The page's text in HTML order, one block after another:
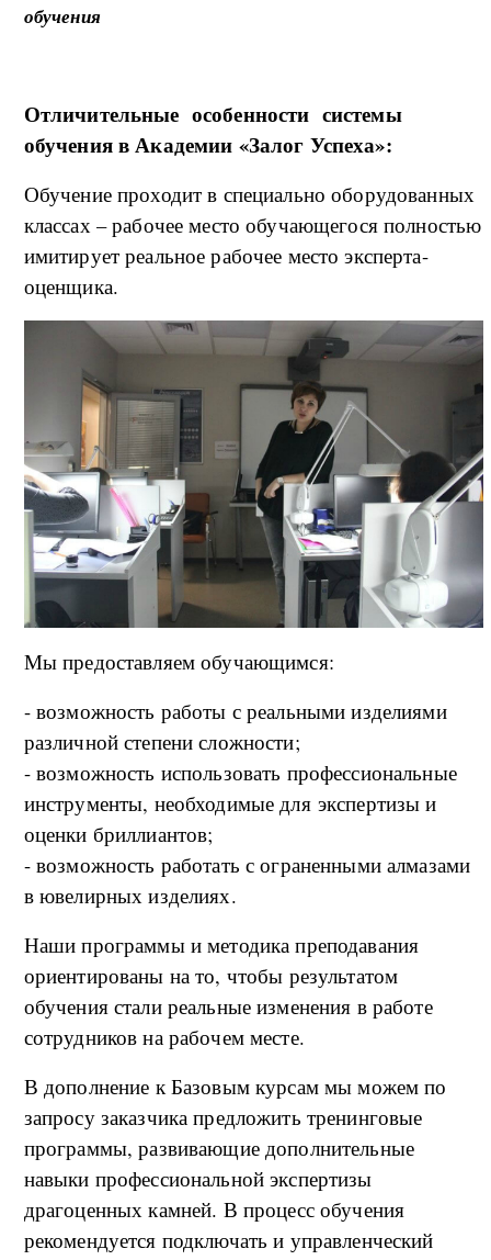
обучения
Отличительные особенности системы
обучения в Академии «Залог Успеха»:
Обучение проходит в специально оборудованных
классах – рабочее место обучающегося полностью
имитирует реальное рабочее место эксперта-
оценщика.
Мы предоставляем обучающимся:
- возможность работы с реальными изделиями
различной степени сложности;
- возможность использовать профессиональные
инструменты, необходимые для экспертизы и
оценки бриллиантов;
- возможность работать с ограненными алмазами
в ювелирных изделиях.
Наши программы и методика преподавания
ориентированы на то, чтобы результатом
обучения стали реальные изменения в работе
сотрудников на рабочем месте.
В дополнение к Базовым курсам мы можем по
запросу заказчика предложить тренинговые
программы, развивающие дополнительные
навыки профессиональной экспертизы
драгоценных камней. В процесс обучения
рекомендуется подключать и управленческий